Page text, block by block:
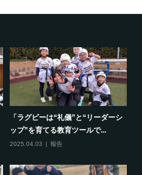
「ラグビーは“礼儀”と“リーダーシ
ップ”を育てる教育ツールで...
2025.04.03 報告